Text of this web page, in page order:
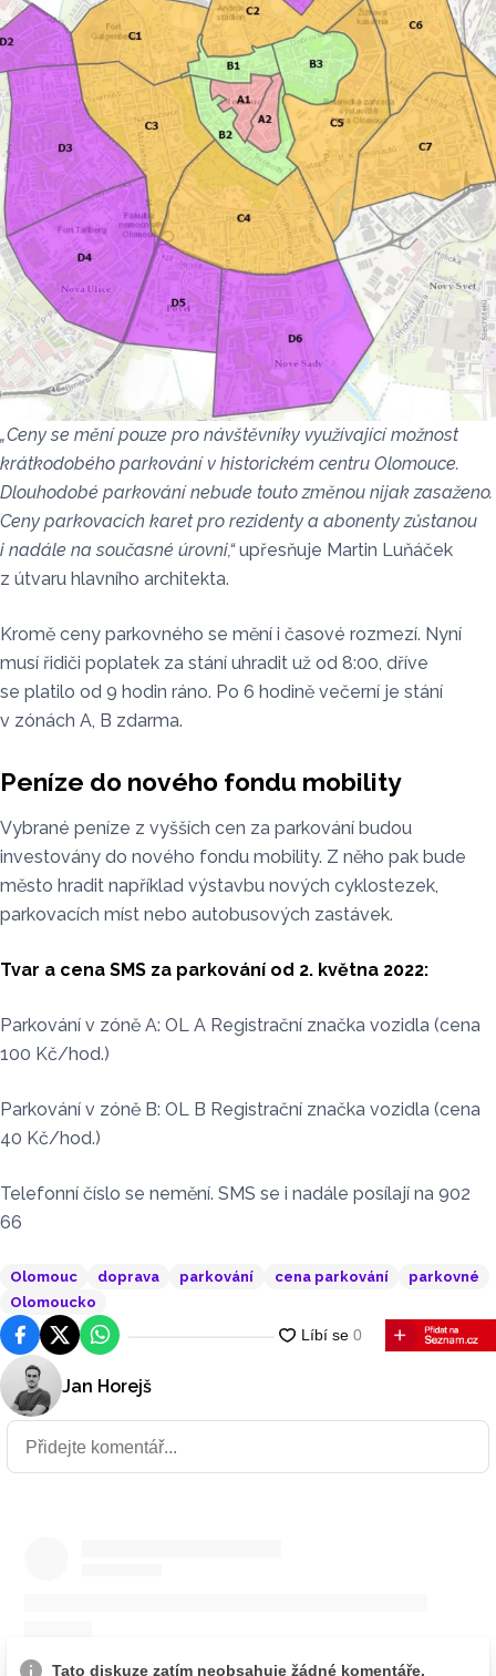
„Ceny se mění pouze pro návštěvníky využívající možnost
krátkodobého parkování v historickém centru Olomouce.
Dlouhodobé parkování nebude touto změnou nijak zasaženo.
Ceny parkovacích karet pro rezidenty a abonenty zůstanou
i nadále na současné úrovni,“upřesňuje Martin Luňáček
z útvaru hlavního architekta.
Kromě ceny parkovného se mění i časové rozmezí. Nyní
musí řidiči poplatek za stání uhradit už od 8:00, dříve
se platilo od 9 hodin ráno. Po 6 hodině večerní je stání
v zónách A, B zdarma.
Peníze do nového fondu mobility
Vybrané peníze z vyšších cen za parkování budou
investovány do nového fondu mobility. Z něho pak bude
město hradit například výstavbu nových cyklostezek,
parkovacích míst nebo autobusových zastávek.
Tvar a cena SMS za parkování od 2. května 2022:
Parkování v zóně A: OL A Registrační značka vozidla (cena
100 Kč/hod.)
Parkování v zóně B: OL B Registrační značka vozidla (cena
40 Kč/hod.)
Telefonní číslo se nemění. SMS se i nadále posílají na 902
66
Olomouc doprava parkování cena parkování
parkovné
Olomoucko
FacebookPlatforma X
WhatsApp
Jan Horejš